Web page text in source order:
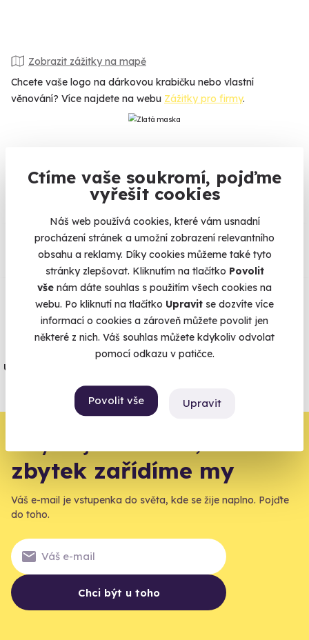
Ctíme vaše soukromí, pojďme
vyřešit cookies
Náš web používá cookies, které vám usnadní
procházení stránek a umožní zobrazení relevantního
obsahu a reklamy. Díky cookies můžeme také tyto
stránky zlepšovat. Kliknutím na tlačítko Povolit
vše nám dáte souhlas s použitím všech cookies na
webu. Po kliknutí na tlačítko Upravit se dozvíte více
informací o cookies a zároveň můžete povolit jen
některé z nich. Váš souhlas můžete kdykoliv odvolat
pomocí odkazu v patičce.
Povolit vše Upravit
Zobrazit zážitky na mapě
Chcete vaše logo na dárkovou krabičku nebo vlastní
věnování? Více najdete na webu Zážitky pro firmy.
96% spokojenost zákazníků.
Co si o nás myslí
Zobraz ohlasy
Vše umíme pojistit
Jeden nikdy neví. Máme nejvyšší
úrazové pojištění z nabídky zážitkových
agentur.
Vše o pojištění
zbytek zařídíme my
Váš e-mail je vstupenka do světa, kde se žije naplno. Pojďte
do toho.
Chci být u toho